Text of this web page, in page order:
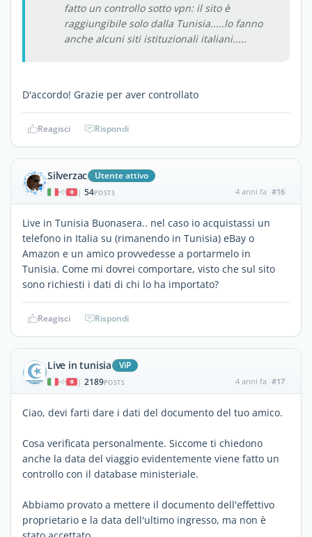
fatto un controllo sotto vpn: il sito è
raggiungibile solo dalla Tunisia.....lo fanno
anche alcuni siti istituzionali italiani.....
D'accordo! Grazie per aver controllato
Reagisci Rispondi
Silverzac Utente attivo
| 54POSTS 4 anni fa #16
Live in Tunisia Buonasera.. nel caso io acquistassi un
telefono in Italia su (rimanendo in Tunisia) eBay o
Amazon e un amico provvedesse a portarmelo in
Tunisia. Come mi dovrei comportare, visto che sul sito
sono richiesti i dati di chi lo ha importato?
Reagisci Rispondi
Live in tunisia ViP
| 2189POSTS 4 anni fa #17
Ciao, devi farti dare i dati del documento del tuo amico.
Cosa verificata personalmente. Siccome ti chiedono
anche la data del viaggio evidentemente viene fatto un
controllo con il database ministeriale.
Abbiamo provato a mettere il documento dell'effettivo
proprietario e la data dell'ultimo ingresso, ma non è